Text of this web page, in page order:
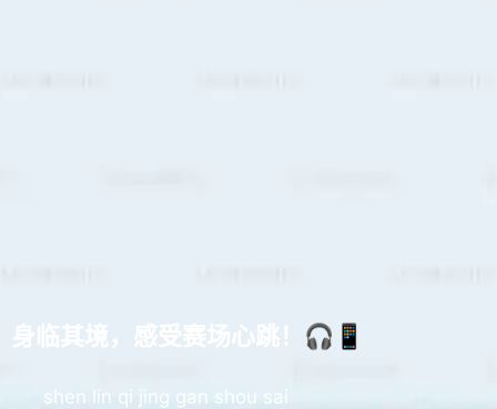
身临其境，感受赛场心跳！🎧📱
shen lin qi jing gan shou sai